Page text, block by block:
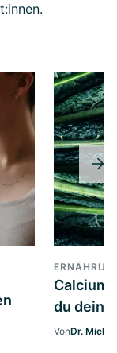
Calcium
du
VonDr.